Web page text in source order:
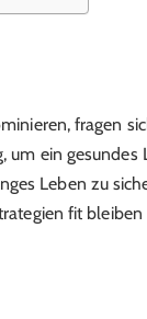
fragen
um ein gesundes
Leben zu
fit